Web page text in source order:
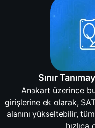
Sınır
Anakart üzerinde
girişlerine ek olarak,
alanını yükseltebilir,